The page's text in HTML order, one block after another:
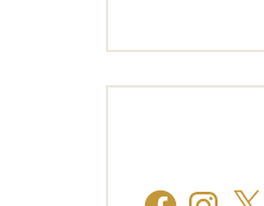
FacebookInstagram
X